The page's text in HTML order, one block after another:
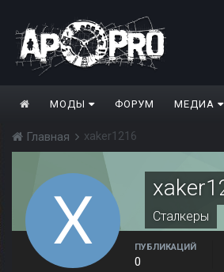
МОДЫ ФОРУМ МЕДИА
Главная xaker1216
Сталкеры
ПУБЛИКАЦИЙ
0